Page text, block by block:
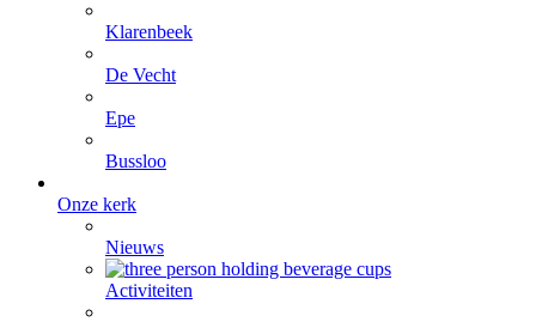
Klarenbeek
De Vecht
Epe
Bussloo
Onze kerk
Nieuws
Activiteiten